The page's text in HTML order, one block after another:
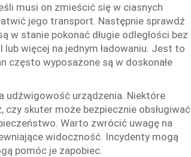
musi on zmieścić się w ciasnych
jego transport. Następnie sprawdź
w stanie pokonać długie odległości bez
więcej na jednym ładowaniu. Jest to
często wyposażone są w doskonałe
udźwigowość urządzenia. Niektóre
skuter może bezpiecznie obsługiwać
Warto zwrócić uwagę na
widoczność. Incydenty mogą
pomóc je zapobiec.